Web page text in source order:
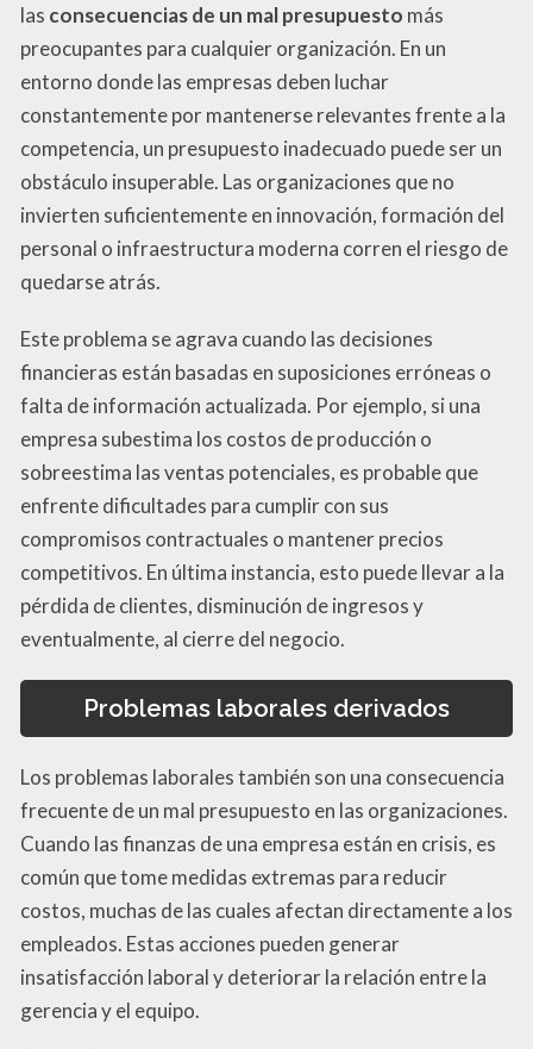
las consecuencias de un mal presupuesto más
preocupantes para cualquier organización. En un
entorno donde las empresas deben luchar
constantemente por mantenerse relevantes frente a la
competencia, un presupuesto inadecuado puede ser un
obstáculo insuperable. Las organizaciones que no
invierten suficientemente en innovación, formación del
personal o infraestructura moderna corren el riesgo de
quedarse atrás.
Este problema se agrava cuando las decisiones
financieras están basadas en suposiciones erróneas o
falta de información actualizada. Por ejemplo, si una
empresa subestima los costos de producción o
sobreestima las ventas potenciales, es probable que
enfrente dificultades para cumplir con sus
compromisos contractuales o mantener precios
competitivos. En última instancia, esto puede llevar a la
pérdida de clientes, disminución de ingresos y
eventualmente, al cierre del negocio.
Problemas laborales derivados
Los problemas laborales también son una consecuencia
frecuente de un mal presupuesto en las organizaciones.
Cuando las finanzas de una empresa están en crisis, es
común que tome medidas extremas para reducir
costos, muchas de las cuales afectan directamente a los
empleados. Estas acciones pueden generar
insatisfacción laboral y deteriorar la relación entre la
gerencia y el equipo.